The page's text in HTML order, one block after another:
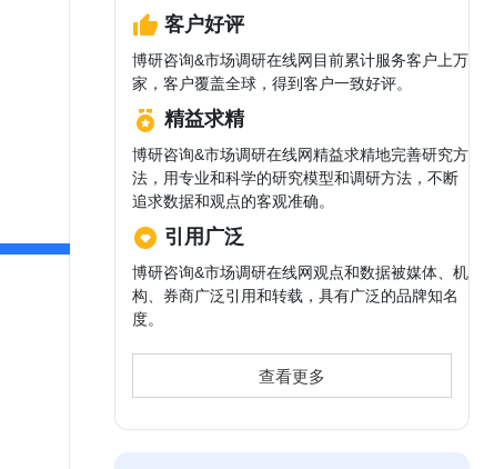
客户好评
博研咨询&市场调研在线网目前累计服务客户上万
家，客户覆盖全球，得到客户一致好评。
精益求精
博研咨询&市场调研在线网精益求精地完善研究方
法，用专业和科学的研究模型和调研方法，不断
追求数据和观点的客观准确。
引用广泛
博研咨询&市场调研在线网观点和数据被媒体、机
构、券商广泛引用和转载，具有广泛的品牌知名
度。
查看更多